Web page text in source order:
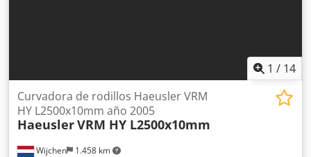
1 / 14
Wijchen 1.458 km
Curvadora de rodillos Haeusler VRM
HY L2500x10mm año 2005
HaeuslerVRM HY L2500x10mm